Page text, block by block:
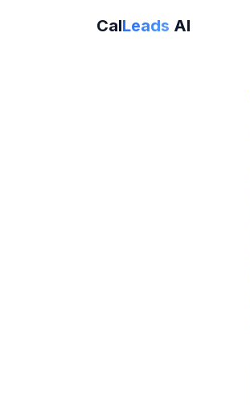
CalLeads AI